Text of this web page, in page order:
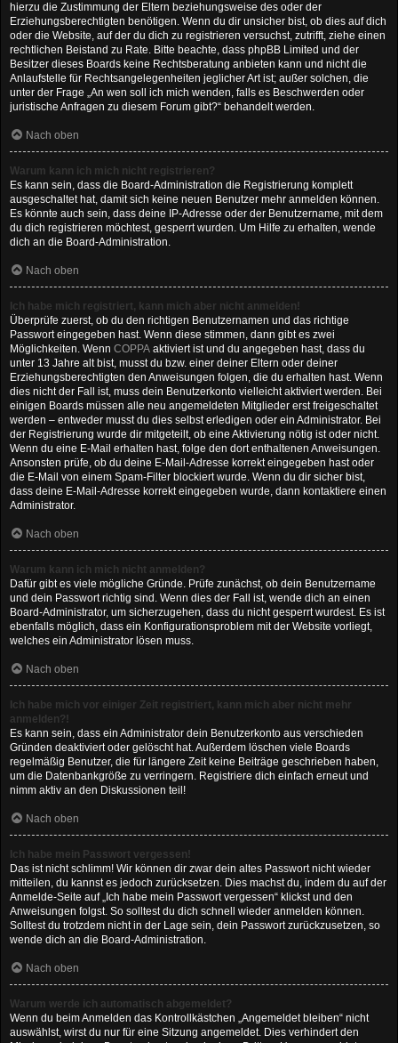
hierzu die Zustimmung der Eltern beziehungsweise des oder der
Erziehungsberechtigten benötigen. Wenn du dir unsicher bist, ob dies auf dich
oder die Website, auf der du dich zu registrieren versuchst, zutrifft, ziehe einen
rechtlichen Beistand zu Rate. Bitte beachte, dass phpBB Limited und der
Besitzer dieses Boards keine Rechtsberatung anbieten kann und nicht die
Anlaufstelle für Rechtsangelegenheiten jeglicher Art ist; außer solchen, die
unter der Frage „An wen soll ich mich wenden, falls es Beschwerden oder
juristische Anfragen zu diesem Forum gibt?“ behandelt werden.
Nach oben
Warum kann ich mich nicht registrieren?
Es kann sein, dass die Board-Administration die Registrierung komplett
ausgeschaltet hat, damit sich keine neuen Benutzer mehr anmelden können.
Es könnte auch sein, dass deine IP-Adresse oder der Benutzername, mit dem
du dich registrieren möchtest, gesperrt wurden. Um Hilfe zu erhalten, wende
dich an die Board-Administration.
Nach oben
Ich habe mich registriert, kann mich aber nicht anmelden!
Überprüfe zuerst, ob du den richtigen Benutzernamen und das richtige
Passwort eingegeben hast. Wenn diese stimmen, dann gibt es zwei
Möglichkeiten. Wenn COPPA aktiviert ist und du angegeben hast, dass du
unter 13 Jahre alt bist, musst du bzw. einer deiner Eltern oder deiner
Erziehungsberechtigten den Anweisungen folgen, die du erhalten hast. Wenn
dies nicht der Fall ist, muss dein Benutzerkonto vielleicht aktiviert werden. Bei
einigen Boards müssen alle neu angemeldeten Mitglieder erst freigeschaltet
werden – entweder musst du dies selbst erledigen oder ein Administrator. Bei
der Registrierung wurde dir mitgeteilt, ob eine Aktivierung nötig ist oder nicht.
Wenn du eine E-Mail erhalten hast, folge den dort enthaltenen Anweisungen.
Ansonsten prüfe, ob du deine E-Mail-Adresse korrekt eingegeben hast oder
die E-Mail von einem Spam-Filter blockiert wurde. Wenn du dir sicher bist,
dass deine E-Mail-Adresse korrekt eingegeben wurde, dann kontaktiere einen
Administrator.
Nach oben
Warum kann ich mich nicht anmelden?
Dafür gibt es viele mögliche Gründe. Prüfe zunächst, ob dein Benutzername
und dein Passwort richtig sind. Wenn dies der Fall ist, wende dich an einen
Board-Administrator, um sicherzugehen, dass du nicht gesperrt wurdest. Es ist
ebenfalls möglich, dass ein Konfigurationsproblem mit der Website vorliegt,
welches ein Administrator lösen muss.
Nach oben
Ich habe mich vor einiger Zeit registriert, kann mich aber nicht mehr
anmelden?!
Es kann sein, dass ein Administrator dein Benutzerkonto aus verschieden
Gründen deaktiviert oder gelöscht hat. Außerdem löschen viele Boards
regelmäßig Benutzer, die für längere Zeit keine Beiträge geschrieben haben,
um die Datenbankgröße zu verringern. Registriere dich einfach erneut und
nimm aktiv an den Diskussionen teil!
Nach oben
Ich habe mein Passwort vergessen!
Das ist nicht schlimm! Wir können dir zwar dein altes Passwort nicht wieder
mitteilen, du kannst es jedoch zurücksetzen. Dies machst du, indem du auf der
Anmelde-Seite auf „Ich habe mein Passwort vergessen“ klickst und den
Anweisungen folgst. So solltest du dich schnell wieder anmelden können.
Solltest du trotzdem nicht in der Lage sein, dein Passwort zurückzusetzen, so
wende dich an die Board-Administration.
Nach oben
Warum werde ich automatisch abgemeldet?
Wenn du beim Anmelden das Kontrollkästchen „Angemeldet bleiben“ nicht
auswählst, wirst du nur für eine Sitzung angemeldet. Dies verhindert den